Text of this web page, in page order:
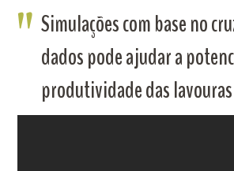
Simulações com base no
dados pode ajudar a
produtividade das lavouras